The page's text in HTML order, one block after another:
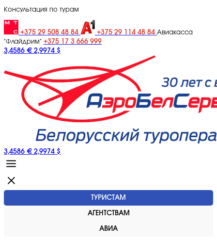
Консультация по турам
+375 29 508 48 84 +375 29 114 48 84 Авиакасса
"Флайдрим" +375 17 3 666 999
3,4586 € 2,9974 $
3,4586 € 2,9974 $
ТУРИСТАМ
АГЕНТСТВАМ
АВИА